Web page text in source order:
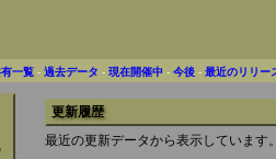
一覧 -過去データ -現在開催中 -今後 -最近のリリー
更新履歴
最近の更新データから表示しています